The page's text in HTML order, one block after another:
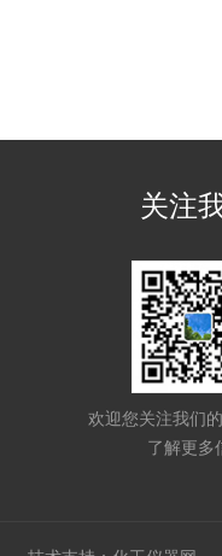
关注
欢迎您关注我们
了解更多